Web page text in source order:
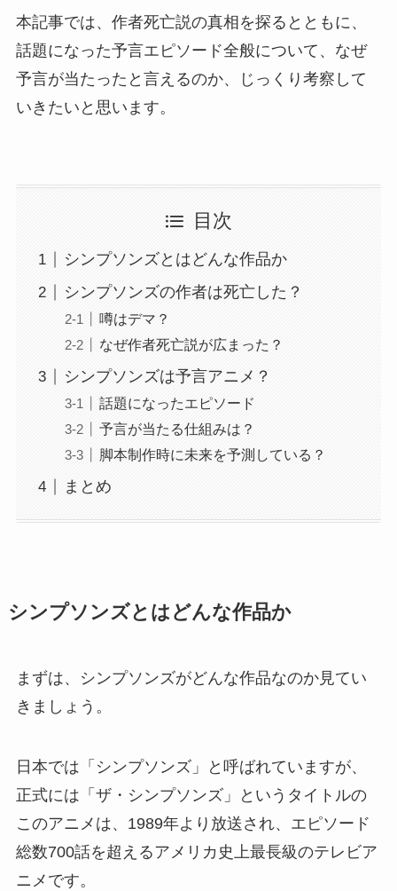
本記事では、作者死亡説の真相を探るとともに、
話題になった予言エピソード全般について、なぜ
予言が当たったと言えるのか、じっくり考察して
いきたいと思います。
目次
シンプソンズとはどんな作品か
シンプソンズの作者は死亡した？
噂はデマ？
なぜ作者死亡説が広まった？
シンプソンズは予言アニメ？
話題になったエピソード
予言が当たる仕組みは？
脚本制作時に未来を予測している？
まとめ
シンプソンズとはどんな作品か
まずは、シンプソンズがどんな作品なのか見てい
きましょう。
日本では「シンプソンズ」と呼ばれていますが、
正式には「ザ・シンプソンズ」というタイトルの
このアニメは、1989年より放送され、エピソード
総数700話を超えるアメリカ史上最長級のテレビア
ニメです。